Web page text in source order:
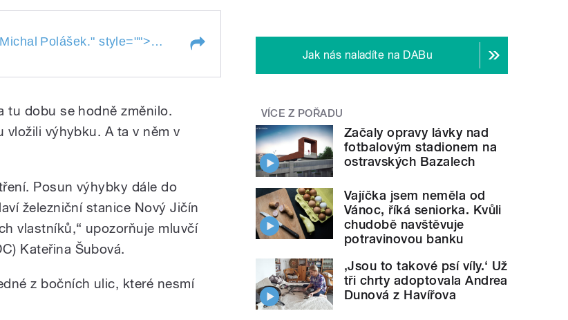
Polášek." style="">V Novém Jičíně natáčel reportér Michal " style="">
tu dobu se hodně změnilo.
vložili výhybku. A ta v něm v
Posun výhybky dále do
železniční stanice Nový Jičín
vlastníků,“ upozorňuje mluvčí
Kateřina Šubová.
z bočních ulic, které nesmí
Jak nás naladíte na DABu
VÍCE Z POŘADU
Začaly opravy lávky nad
fotbalovým stadionem na
ostravských Bazalech
Vajíčka jsem neměla od
Vánoc, říká seniorka. Kvůli
chudobě navštěvuje
potravinovou banku
‚Jsou to takové psí víly.‘ Už
tři chrty adoptovala Andrea
Dunová z Havířova